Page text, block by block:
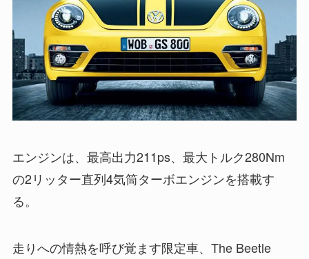
エンジンは、最高出力211ps、最大トルク280Nm
の2リッター直列4気筒ターボエンジンを搭載す
る。
走りへの情熱を呼び覚ます限定車、The Beetle